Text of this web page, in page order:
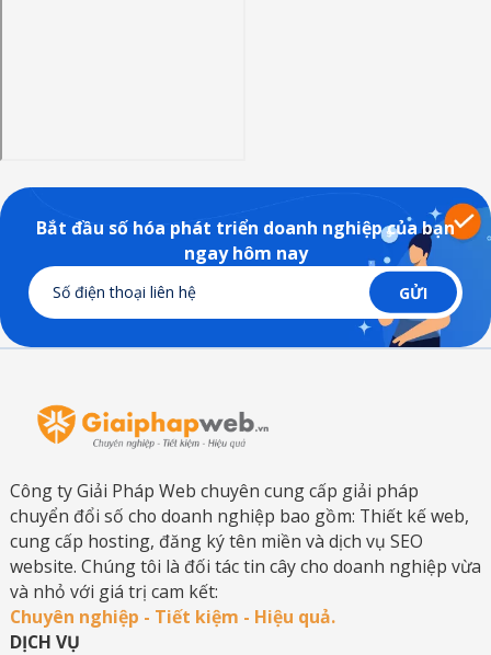
Bắt đầu số hóa phát triển doanh nghiệp của bạn
ngay hôm nay
Công ty Giải Pháp Web chuyên cung cấp giải pháp
chuyển đổi số cho doanh nghiệp bao gồm: Thiết kế web,
cung cấp hosting, đăng ký tên miền và dịch vụ SEO
website. Chúng tôi là đối tác tin cây cho doanh nghiệp vừa
và nhỏ với giá trị cam kết:
Chuyên nghiệp - Tiết kiệm - Hiệu quả.
DỊCH VỤ